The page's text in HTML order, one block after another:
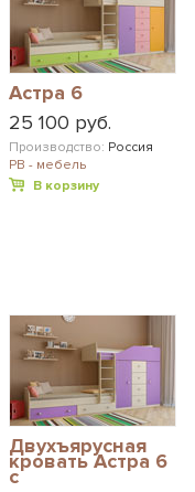
Астра 6
25 100 руб.
Производство: Россия
РВ - мебель
В корзину
Двухъярусная
кровать Астра 6
с